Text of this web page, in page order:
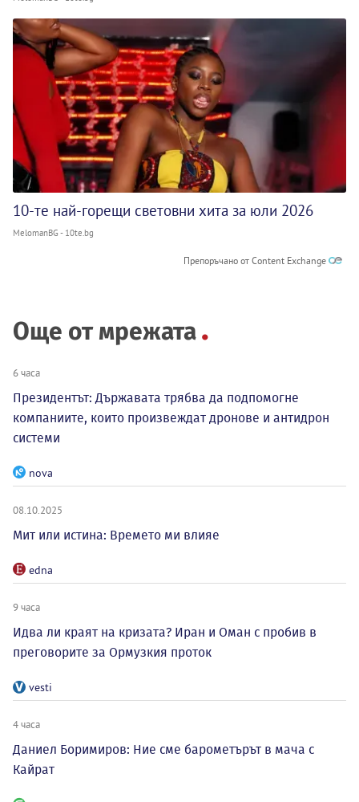
10-те най-горещи световни хита за юли 2026
MelomanBG - 10te.bg
Препоръчано от Content Exchange
Още от мрежата
6 часа
Президентът: Държавата трябва да подпомогне
компаниите, които произвеждат дронове и антидрон
системи
nova
08.10.2025
Мит или истина: Времето ми влияе
edna
9 часа
Идва ли краят на кризата? Иран и Оман с пробив в
преговорите за Ормузкия проток
vesti
4 часа
Даниел Боримиров: Ние сме барометърът в мача с
Кайрат